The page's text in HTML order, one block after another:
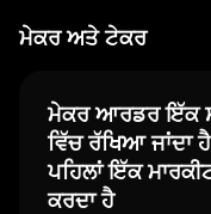
ਮੇਕਰ ਅਤੇ ਟੇਕਰ
ਮੇਕਰ ਆਰਡਰ ਇੱਕ
ਵਿੱਚ ਰੱਖਿਆ ਜਾਂਦਾ
ਪਹਿਲਾਂ ਇੱਕ
ਕਰਦਾ ਹੈ